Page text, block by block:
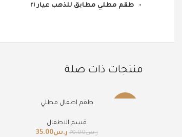
طقم مطلي مطابق للذهب عيار ٢١
منتجات ذات صلة
طقم اطفال مطلي
قسم الاطفال
ر.س70.00 ر.س35.00